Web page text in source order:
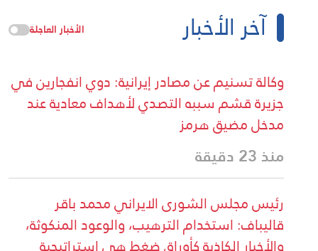
آخر الأخبار الأخبار العاجلة
وكالة تسنيم عن مصادر إيرانية: دوي انفجارين في
جزيرة قشم سببه التصدي لأهداف معادية عند
مدخل مضيق هرمز
منذ 23 دقيقة
رئيس مجلس الشورى الايراني محمد باقر
قاليباف: استخدام الترهيب، والوعود المنكوثة،